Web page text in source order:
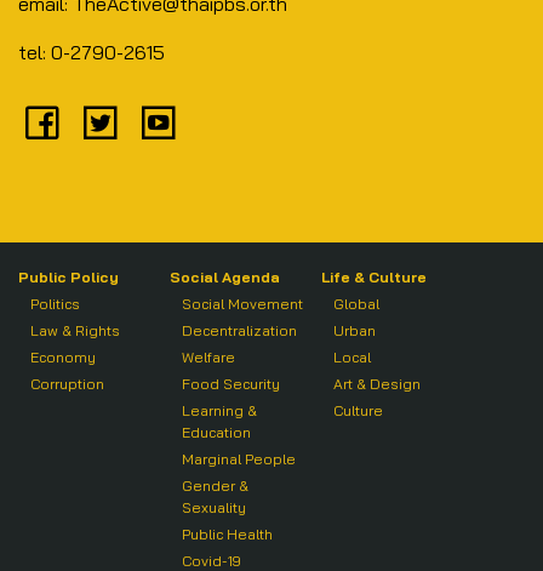
tel: 0-2790-2615
Public Policy
Politics
Law & Rights
Economy
Corruption
Social Agenda
Social Movement
Decentralization
Welfare
Food Security
Learning &
Education
Marginal People
Gender &
Sexuality
Public Health
Covid-19
Life & Culture
Global
Urban
Local
Art & Design
Culture